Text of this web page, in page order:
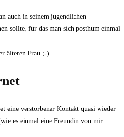
auch in seinem jugendlichen
sollte, für das man sich posthum einmal
älteren Frau ;-)
eine verstorbener Kontakt quasi wieder
es einmal eine Freundin von mir